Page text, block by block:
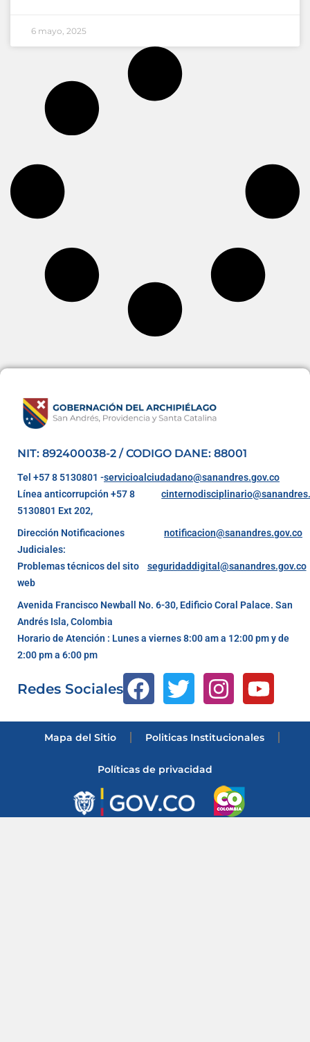
6 mayo, 2025
NIT: 892400038-2 / CODIGO DANE: 88001
Tel +57 8 5130801 -servicioalciudadano@sanandres.gov.co
Línea anticorrupción +57 8
5130801 Ext 202,
Dirección Notificaciones
Judiciales:
notificacion@sanandres.gov.co
Problemas técnicos del sito
web
seguridaddigital@sanandres.gov.co
Avenida Francisco Newball No. 6-30, Edificio Coral Palace. San
Andrés Isla, Colombia
Horario de Atención : Lunes a viernes 8:00 am a 12:00 pm y de
2:00 pm a 6:00 pm
Redes Sociales
Mapa del Sitio Politicas Institucionales
Políticas de privacidad